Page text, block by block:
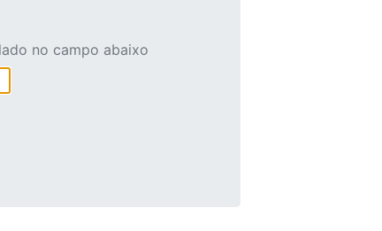
no campo abaixo